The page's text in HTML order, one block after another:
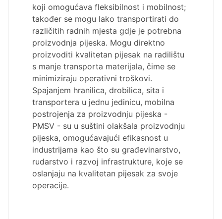
koji omogućava fleksibilnost i mobilnost;
također se mogu lako transportirati do
različitih radnih mjesta gdje je potrebna
proizvodnja pijeska. Mogu direktno
proizvoditi kvalitetan pijesak na radilištu
s manje transporta materijala, čime se
minimiziraju operativni troškovi.
Spajanjem hranilica, drobilica, sita i
transportera u jednu jedinicu, mobilna
postrojenja za proizvodnju pijeska -
PMSV - su u suštini olakšala proizvodnju
pijeska, omogućavajući efikasnost u
industrijama kao što su građevinarstvo,
rudarstvo i razvoj infrastrukture, koje se
oslanjaju na kvalitetan pijesak za svoje
operacije.